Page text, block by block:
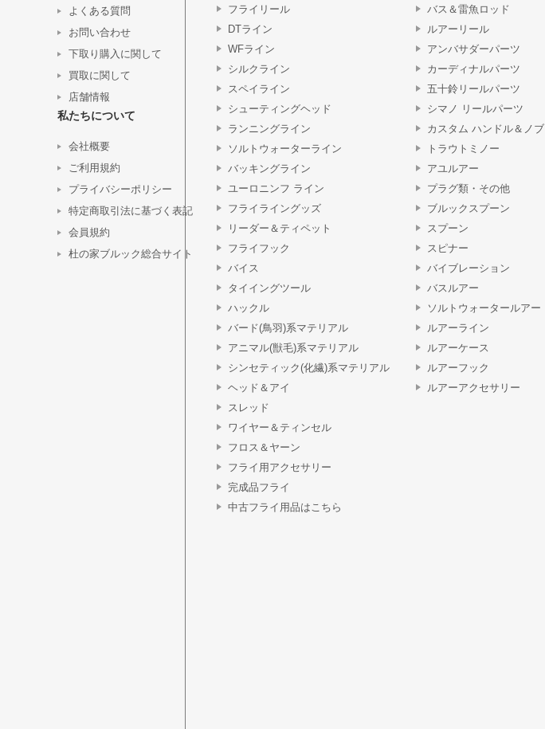
よくある質問
お問い合わせ
下取り購入に関して
買取に関して
店舗情報
私たちについて
会社概要
ご利用規約
プライバシーポリシー
特定商取引法に基づく表記
会員規約
杜の家ブルック総合サイト
フライリール
DTライン
WFライン
シルクライン
スペイライン
シューティングヘッド
ランニングライン
ソルトウォーターライン
バッキングライン
ユーロニンフ ライン
フライライングッズ
リーダー＆ティペット
フライフック
バイス
タイイングツール
ハックル
バード(鳥羽)系マテリアル
アニマル(獣毛)系マテリアル
シンセティック(化繊)系マテリアル
ヘッド＆アイ
スレッド
ワイヤー＆ティンセル
フロス＆ヤーン
フライ用アクセサリー
完成品フライ
中古フライ用品はこちら
バス＆雷魚ロッド
ルアーリール
アンバサダーパーツ
カーディナルパーツ
五十鈴リールパーツ
シマノ リールパーツ
カスタム ハンドル＆ノブ
トラウトミノー
アユルアー
プラグ類・その他
ブルックスプーン
スプーン
スピナー
バイブレーション
バスルアー
ソルトウォータールアー
ルアーライン
ルアーケース
ルアーフック
ルアーアクセサリー